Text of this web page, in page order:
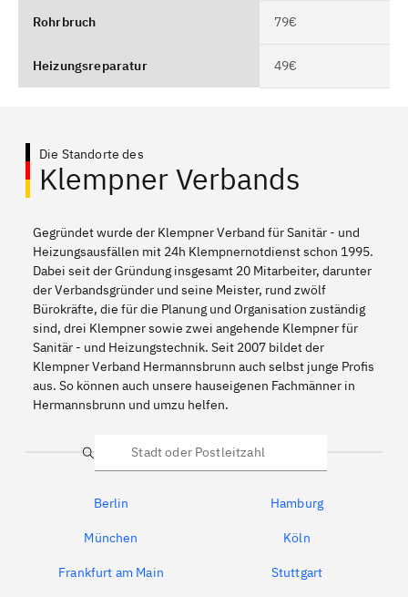
Rohrbruch 79€
Heizungsreparatur 49€
Die Standorte des
Klempner Verbands
Gegründet wurde der Klempner Verband für Sanitär - und
Heizungsausfällen mit 24h Klempnernotdienst schon 1995.
Dabei seit der Gründung insgesamt 20 Mitarbeiter, darunter
der Verbandsgründer und seine Meister, rund zwölf
Bürokräfte, die für die Planung und Organisation zuständig
sind, drei Klempner sowie zwei angehende Klempner für
Sanitär - und Heizungstechnik. Seit 2007 bildet der
Klempner Verband Hermannsbrunn auch selbst junge Profis
aus. So können auch unsere hauseigenen Fachmänner in
Hermannsbrunn und umzu helfen.
Suche
Berlin Hamburg
München Köln
Frankfurt am Main Stuttgart